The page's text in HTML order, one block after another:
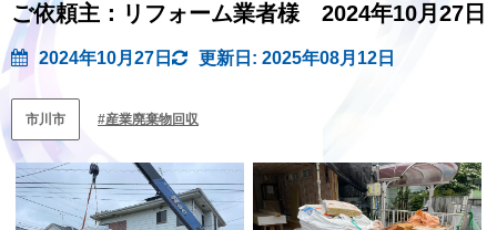
ご依頼主：リフォーム業者様 2024年10月27日
2024年10月27日 更新日: 2025年08月12日
市川市 産業廃棄物回収